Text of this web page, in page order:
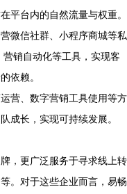
平台内的自然流量与权重。
微信社群、小程序商城等私
销自动化等工具，实现客
依赖。
营、数字营销工具使用等方
成长，实现可持续发展。
，更广泛服务于寻求线上转
。对于这些企业而言，易畅